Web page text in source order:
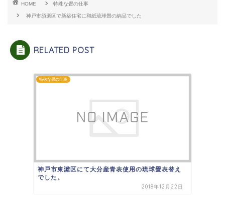
HOME 特殊な畳の仕事
神戸市須磨区で新築住宅に和紙琉球畳の納品でした
RELATED POST
特殊な畳の仕事
神戸市東灘区にて大分産青表使用の琉球畳表替え
でした。
2018年12月22日